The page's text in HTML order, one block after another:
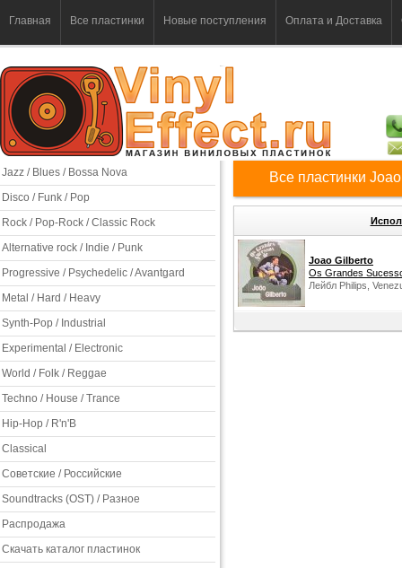
Главная Все пластинки Новые поступления Оплата и Доставка
Jazz / Blues / Bossa Nova
Disco / Funk / Pop
Rock / Pop-Rock / Classic Rock
Alternative rock / Indie / Punk
Progressive / Psychedelic / Avantgard
Metal / Hard / Heavy
Synth-Pop / Industrial
Experimental / Electronic
World / Folk / Reggae
Techno / House / Trance
Hip-Hop / R'n'B
Classical
Советские / Российские
Soundtracks (OST) / Разное
Распродажа
Скачать каталог пластинок
Все пластинки
Joao Gilberto
Os Grandes
Лейбл Philips,